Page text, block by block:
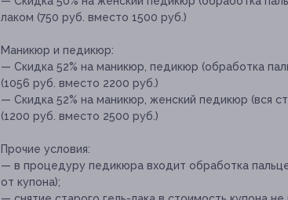
лаком (750 руб. вместо 1500 руб.)
Маникюр и педикюр:
— Скидка 52% на маникюр, педикюр (обработка
(1056 руб. вместо 2200 руб.)
— Скидка 52% на маникюр, женский педикюр (вся
(1200 руб. вместо 2500 руб.)
Прочие условия:
— в процедуру педикюра входит обработка
от купона);